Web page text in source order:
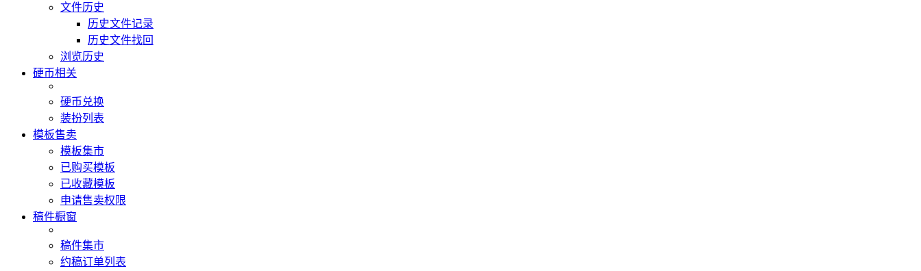
文件历史
历史文件记录
历史文件找回
浏览历史
硬币相关
硬币兑换
装扮列表
模板售卖
模板集市
已购买模板
已收藏模板
申请售卖权限
稿件橱窗
稿件集市
约稿订单列表